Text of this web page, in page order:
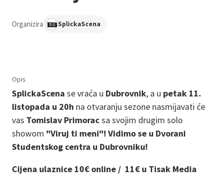
Organizira SplickaScena
Opis
SplickaScena se vraća u Dubrovnik, a u petak 11.
listopada u 20h na otvaranju sezone nasmijavati će
vas Tomislav Primoracsa svojim drugim solo
showom "Viruj ti meni"! Vidimo se u Dvorani
Studentskog centra u Dubrovniku!
Cijena ulaznice 10€ online / 11€ u Tisak Media